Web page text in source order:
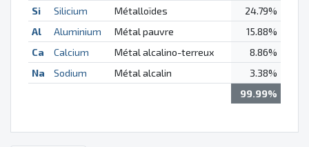
Si
Silicium Métalloïdes
24.79%
Al
Aluminium Métal pauvre
15.88%
Ca
Calcium Métal alcalino-terreux
8.86%
Na
Sodium Métal alcalin
3.38%
99.99%